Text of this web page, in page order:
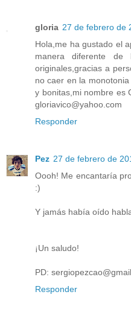
gloria 27 de febrero de
Hola,me ha gustado el
manera diferente de
originales,gracias a
no caer en la
y bonitas,mi nombre es
gloriavico@yahoo.com
Responder
Pez 27 de febrero de
Oooh! Me encantaría
:)
Y jamás había oído
¡Un saludo!
PD:
Responder